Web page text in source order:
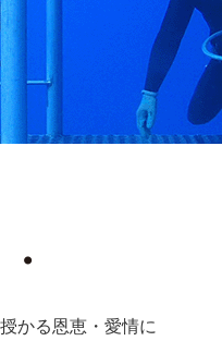
かる恩恵・愛情に